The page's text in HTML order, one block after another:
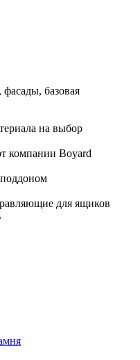
базовая
на выбор
компании Boyard
для ящиков